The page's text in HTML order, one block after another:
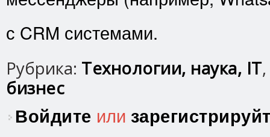
с CRM системами.
Рубрика: Технологии, наука, IT,
бизнес
Войдите или